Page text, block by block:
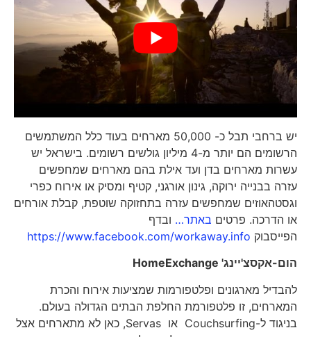
יש ברחבי תבל כ- 50,000 מארחים בעוד כלל המשתמשים
הרשומים הם יותר מ-4 מיליון גולשים רשומים. בישראל יש
עשרות מארחים בדן ועד אילת בהם מארחים שמחפשים
עזרה בבנייה ירוקה, גינון אורגני, קטיף ומסיק או אירוח כפרי
וגסטהאוזים שמחפשים עזרה בתחזוקה שוטפת, קבלת אורחים
או הדרכה. פרטיםבאתר…ובדף
הפייסבוקhttps://www.facebook.com/workaway.info
הום-אקסצ'יינג'HomeExchange
להבדיל מארגונים ופלטפורמות שמציעות אירוח והכרת
המארחים, זו פלטפורמת החלפת הבתים הגדולה בעולם.
בניגוד ל-Couchsurfing או Servas, כאן לא מתארחים אצל